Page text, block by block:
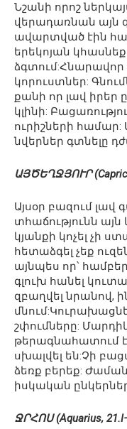
Նշանի որոշ
վերադառնան այն
ավարտված էին
երեկոյան
կորուստներ:
քանի որ լավ իրեր
կլինի:
ուրիշների
նվերներ գտնելը
ԱՅԾԵՂՋՅՈՒՐ
Այսօր բազում
տհաճությունն
կյանքի կոչել չի
հետաձգել չեք
այնպես որ՝
գլուխ հանել
զբաղվել նրանով,
շփումները:
թերագնահատում
սխալվել են:Չի
ձեռք բերեք:
իսկական
ՋՐՀՈՍ (Aquarius,